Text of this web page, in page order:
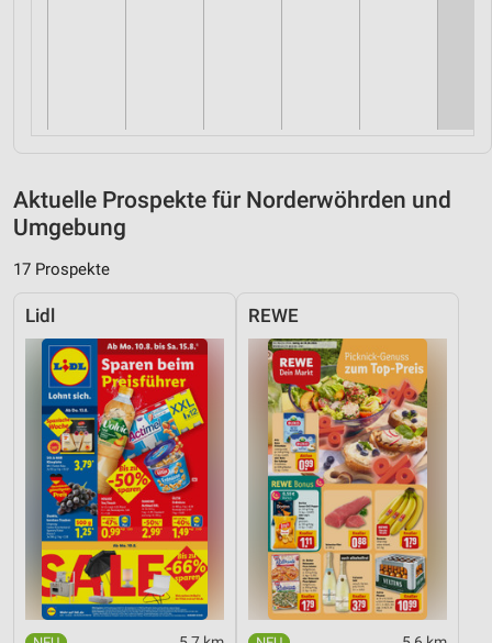
Aktuelle Prospekte für Norderwöhrden und
Umgebung
17 Prospekte
Lidl REWE